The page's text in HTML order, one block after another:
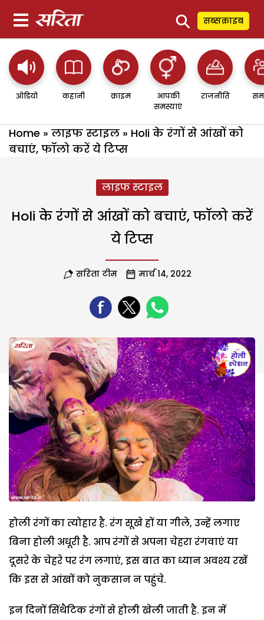
⚲ सब्सक्राइब
ऑडियो कहानी क्राइम
आपकी
समस्याएं
राजनीति
Home » लाइफ स्टाइल » Holi के रंगों से आंखों को
बचाएं, फॉलो करें ये टिप्स
लाइफ स्टाइल
Holi के रंगों से आंखों को बचाएं, फॉलो करें
ये टिप्स
सरिता टीम मार्च 14, 2022
होली रंगों का त्योहार है. रंग सूखे हों या गीले, उन्हें लगाए
बिना होली अधूरी है. आप रंगों से अपना चेहरा रंगवाएं या
दूसरे के चेहरे पर रंग लगाएं, इस बात का ध्यान अवश्य रखें
कि इस से आंखों को नुकसान न पहुंचे.
इन दिनों सिंथैटिक रंगों से होली खेली जाती है. इन में